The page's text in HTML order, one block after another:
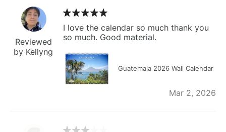
Reviewed
by Kellyng
I love the calendar so much thank you
so much. Good material.
Guatemala 2026 Wall Calendar
Mar 2, 2026